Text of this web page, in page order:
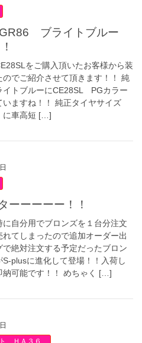
をご購入頂いたお客様から装
のでご紹介させて頂きます！！ 純
イトブルーにCE28SL PGカラー
いますね！！ 純正タイヤサイズ
に車高短 […]
ーーーーー！！
に自分用でブロンズを１台分注文
れてしまったので追加オーダー出
で絶対注文する予定だったブロン
S-plusに進化して登場！！入荷し
納可能です！！ めちゃく […]
ＨＡ３６